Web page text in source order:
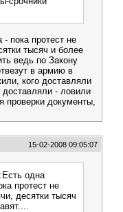
пока протест не
тысяч и более
ведь по Закону
в армию в
кого доставляли
- ловили
проверки документы,
15-02-2008 09:05:07
Есть одна
протест не
десятки тысяч